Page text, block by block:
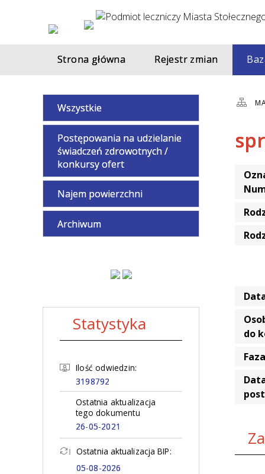
Strona główna Rejestr zmian
Wszystkie
Postępowania na udzielanie
świadczeń zdrowotnych /
konkursy ofert
Najem powierzchni
Archiwum
Statystyka
Ilość odwiedzin:
3198792
Ostatnia aktualizacja
tego dokumentu
26-05-2021
Ostatnia aktualizacja BIP:
05-08-2026
do